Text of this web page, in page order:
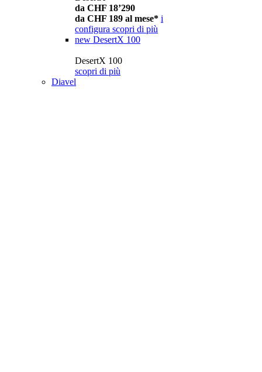
da CHF 18’290
da CHF 189 al mese* i
configura scopri di più
new DesertX 100
DesertX 100
scopri di più
Diavel